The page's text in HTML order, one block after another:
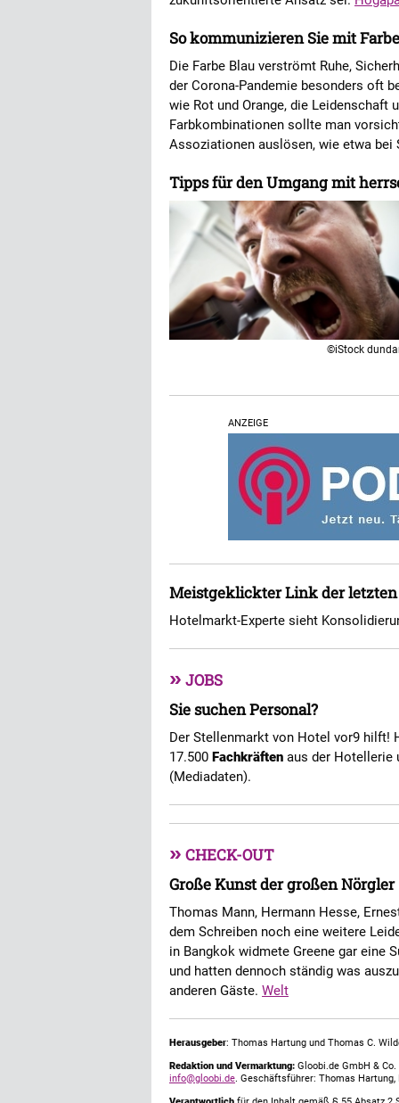
So kommunizieren Sie mit
Die Farbe Blau verströmt Ruhe,
der Corona-Pandemie besonders oft
wie Rot und Orange, die Leidenschaft
Farbkombinationen sollte man
Assoziationen auslösen, wie etwa bei
Tipps für den Umgang mit
©iStock
ANZEIGE
Meistgeklickter Link der letzten
Hotelmarkt-Experte sieht
» JOBS
Sie suchen Personal?
Der Stellenmarkt von Hotel vor9 hilft!
17.500 Fachkräften aus der Hotellerie
(Mediadaten).
» CHECK-OUT
Große Kunst der großen Nörgler
Thomas Mann, Hermann Hesse,
dem Schreiben noch eine weitere
in Bangkok widmete Greene gar eine
und hatten dennoch ständig was
anderen Gäste. Welt
Herausgeber: Thomas Hartung und Thomas C.
Redaktion und Vermarktung: Gloobi.de GmbH &
info@gloobi.de. Geschäftsführer: Thomas